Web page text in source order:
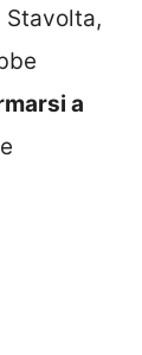
Stavolta,
a